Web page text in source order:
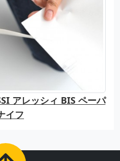
アレッシィ BIS ペーパ
イフ